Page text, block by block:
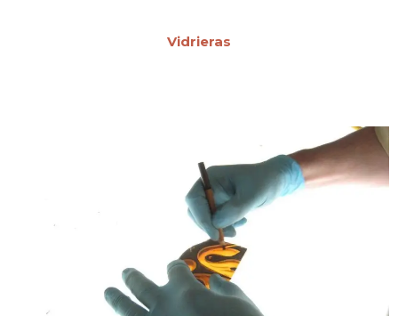
Vidrieras